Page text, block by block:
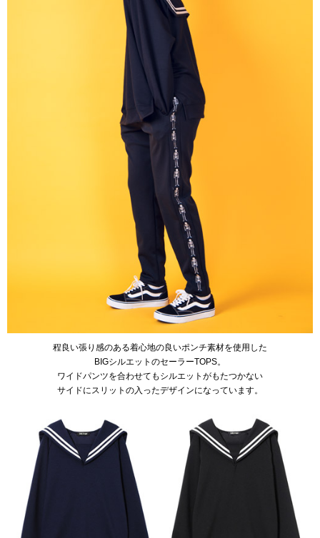
程良い張り感のある着心地の良いポンチ素材を使用した
BIGシルエットのセーラーTOPS。
ワイドパンツを合わせてもシルエットがもたつかない
サイドにスリットの入ったデザインになっています。